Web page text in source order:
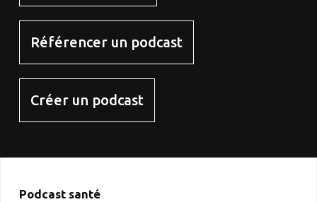
Référencer un podcast
Créer un podcast
Podcast santé